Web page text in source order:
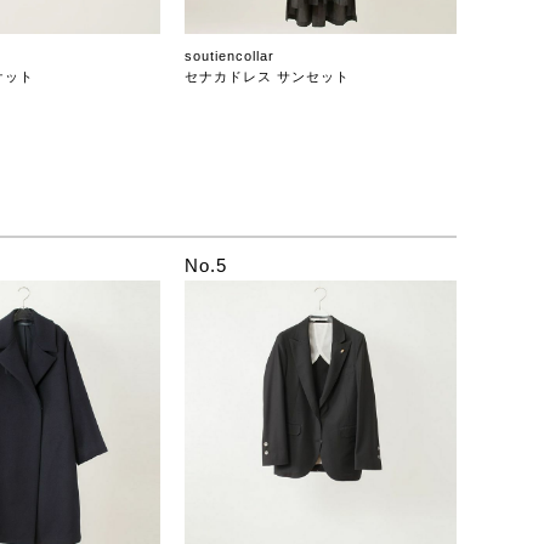
ト
soutiencollar
セナカドレス サンセット
No.5